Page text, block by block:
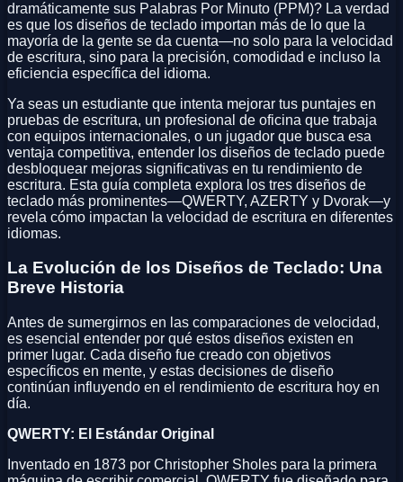
dramáticamente sus Palabras Por Minuto (PPM)? La verdad
es que los diseños de teclado importan más de lo que la
mayoría de la gente se da cuenta—no solo para la velocidad
de escritura, sino para la precisión, comodidad e incluso la
eficiencia específica del idioma.
Ya seas un estudiante que intenta mejorar tus puntajes en
pruebas de escritura, un profesional de oficina que trabaja
con equipos internacionales, o un jugador que busca esa
ventaja competitiva, entender los diseños de teclado puede
desbloquear mejoras significativas en tu rendimiento de
escritura. Esta guía completa explora los tres diseños de
teclado más prominentes—QWERTY, AZERTY y Dvorak—y
revela cómo impactan la velocidad de escritura en diferentes
idiomas.
La Evolución de los Diseños de Teclado: Una
Breve Historia
Antes de sumergirnos en las comparaciones de velocidad,
es esencial entender por qué estos diseños existen en
primer lugar. Cada diseño fue creado con objetivos
específicos en mente, y estas decisiones de diseño
continúan influyendo en el rendimiento de escritura hoy en
día.
QWERTY: El Estándar Original
Inventado en 1873 por Christopher Sholes para la primera